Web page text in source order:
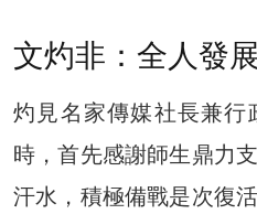
文灼非：全人發
灼見名家傳媒社長兼行
時，首先感謝師生鼎力
汗水，積極備戰是次復